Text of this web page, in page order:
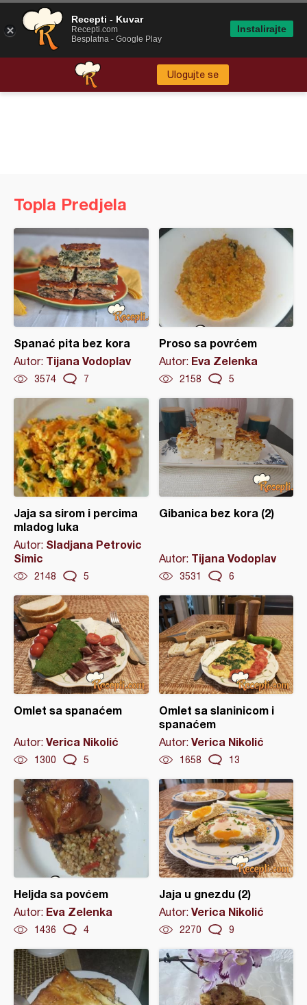
Ulogujte se
Topla Predjela
Spanać pita bez kora
Autor: Tijana Vodoplav
3574 7
Proso sa povrćem
Autor: Eva Zelenka
2158 5
Jaja sa sirom i percima
mladog luka
Autor: Sladjana Petrovic
Simic
2148 5
Gibanica bez kora (2)
Autor: Tijana Vodoplav
3531 6
Omlet sa spanaćem
Autor: Verica Nikolić
1300 5
Omlet sa slaninicom i
spanaćem
Autor: Verica Nikolić
1658 13
Heljda sa povćem
Autor: Eva Zelenka
1436 4
Jaja u gnezdu (2)
Autor: Verica Nikolić
2270 9
Recepti - Kuvar
Recepti.com
Besplatna - Google Play
Instalirajte